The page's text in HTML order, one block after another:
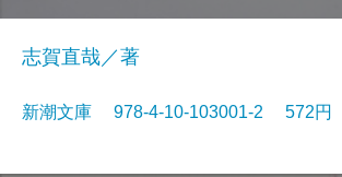
志賀直哉／著
新潮文庫 978-4-10-103001-2 572円